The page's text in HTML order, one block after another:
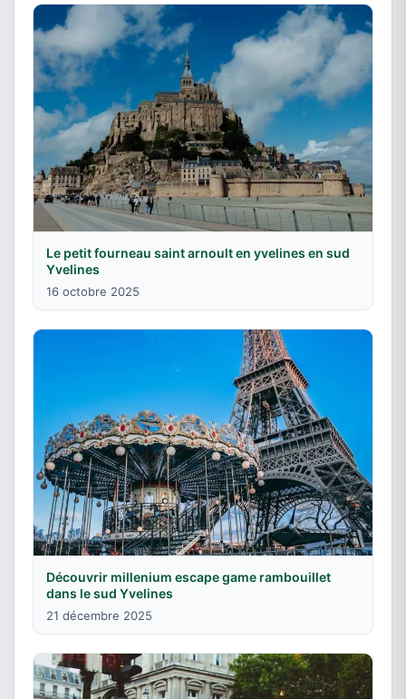
Le petit fourneau saint arnoult en yvelines en sud
Yvelines
16 octobre 2025
Découvrir millenium escape game rambouillet
dans le sud Yvelines
21 décembre 2025